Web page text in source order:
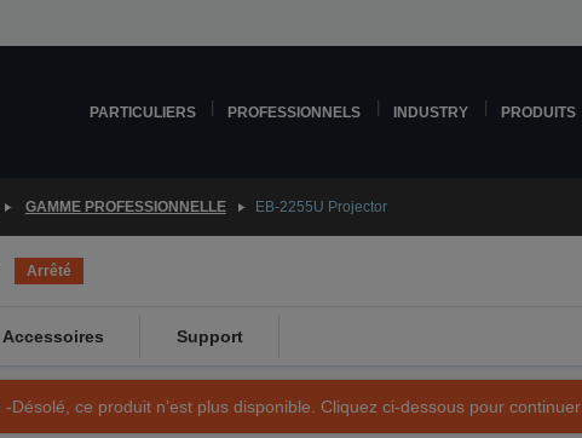
PARTICULIERS PROFESSIONNELS INDUSTRY PRODUITS
GAMME PROFESSIONNELLE EB-2255U Projector
Arrêté
Accessoires Support
Désolé, ce produit n’est plus disponible. Cliquez ci-dessous pour